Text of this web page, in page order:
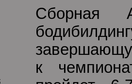
Сборная
к